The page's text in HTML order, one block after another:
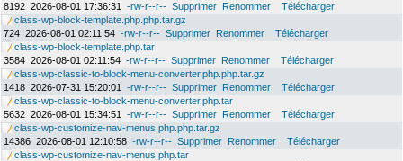
8192 2026-08-01 17:36:31 -rw-r--r-- Supprimer Renommer
Télécharger
class-wp-block-template.php.php.tar.gz
724 2026-08-01 02:11:54 -rw-r--r-- Supprimer Renommer
Télécharger
class-wp-block-template.php.tar
3584 2026-08-01 02:11:54 -rw-r--r-- Supprimer Renommer
Télécharger
class-wp-classic-to-block-menu-converter.php.php.tar.gz
1418 2026-07-31 15:20:01 -rw-r--r-- Supprimer Renommer
Télécharger
class-wp-classic-to-block-menu-converter.php.tar
5632 2026-08-01 15:34:51 -rw-r--r-- Supprimer Renommer
Télécharger
class-wp-customize-nav-menus.php.php.tar.gz
14386 2026-08-01 12:10:58 -rw-r--r-- Supprimer Renommer
Télécharger
class-wp-customize-nav-menus.php.tar